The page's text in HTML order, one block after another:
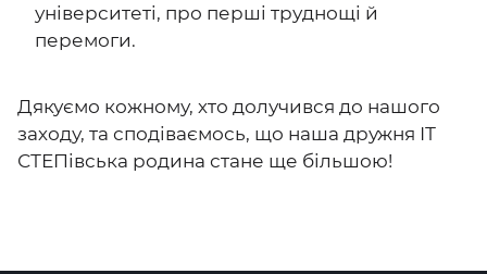
університеті, про перші труднощі й
перемоги.
Дякуємо кожному, хто долучився до нашого
заходу, та сподіваємось, що наша дружня ІТ
СТЕПівська родина стане ще більшою!